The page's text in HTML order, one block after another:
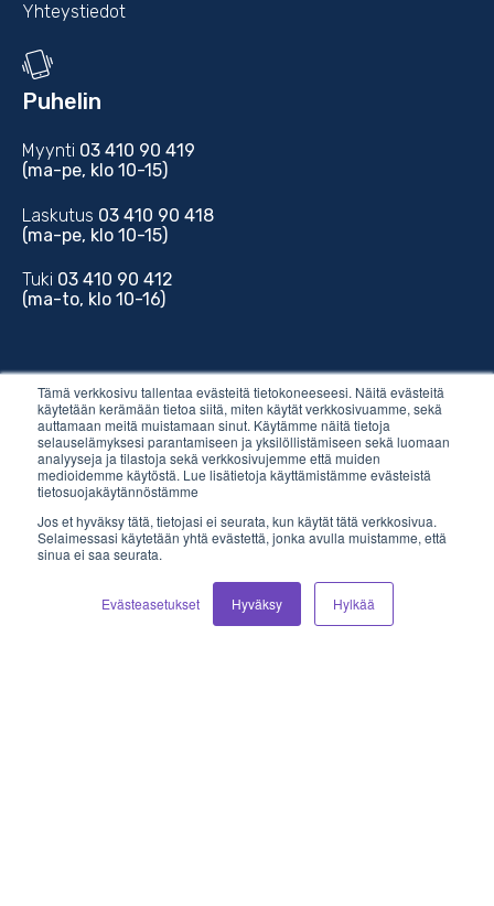
Tämä verkkosivu tallentaa evästeitä tietokoneeseesi. Näitä evästeitä
käytetään kerämään tietoa siitä, miten käytät verkkosivuamme, sekä
auttamaan meitä muistamaan sinut. Käytämme näitä tietoja
selauselämyksesi parantamiseen ja yksilöllistämiseen sekä luomaan
analyyseja ja tilastoja sekä verkkosivujemme että muiden
medioidemme käytöstä. Lue lisätietoja käyttämistämme evästeistä
tietosuojakäytännöstämme
Jos et hyväksy tätä, tietojasi ei seurata, kun käytät tätä verkkosivua.
Selaimessasi käytetään yhtä evästettä, jonka avulla muistamme, että
sinua ei saa seurata.
Evästeasetukset Hyväksy Hylkää
Yhteystiedot
Puhelin
Myynti 03 410 90 419
(ma-pe, klo 10-15)
Laskutus 03 410 90 418
(ma-pe, klo 10-15)
Tuki 03 410 90 412
(ma-to, klo 10-16)
Sähköposti
myynti@vilkas.fi
laskutus@vilkas.fi